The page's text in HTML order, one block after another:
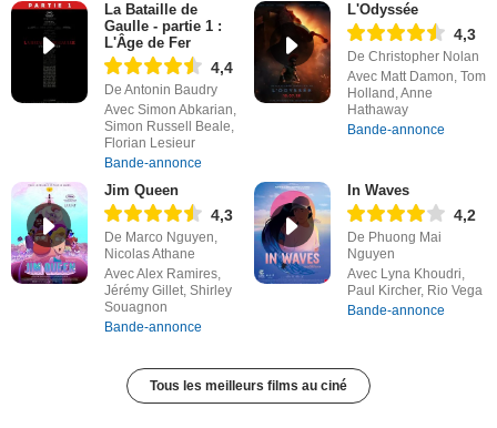
La Bataille de
Gaulle - partie 1 :
L'Âge de Fer
4,4
De Antonin Baudry
Avec Simon Abkarian,
Simon Russell Beale,
Florian Lesieur
Bande-annonce
L'Odyssée
4,3
De Christopher Nolan
Avec Matt Damon, Tom
Holland, Anne
Hathaway
Bande-annonce
Jim Queen
4,3
De Marco Nguyen,
Nicolas Athane
Avec Alex Ramires,
Jérémy Gillet, Shirley
Souagnon
Bande-annonce
In Waves
4,2
De Phuong Mai
Nguyen
Avec Lyna Khoudri,
Paul Kircher, Rio Vega
Bande-annonce
Tous les meilleurs films au ciné